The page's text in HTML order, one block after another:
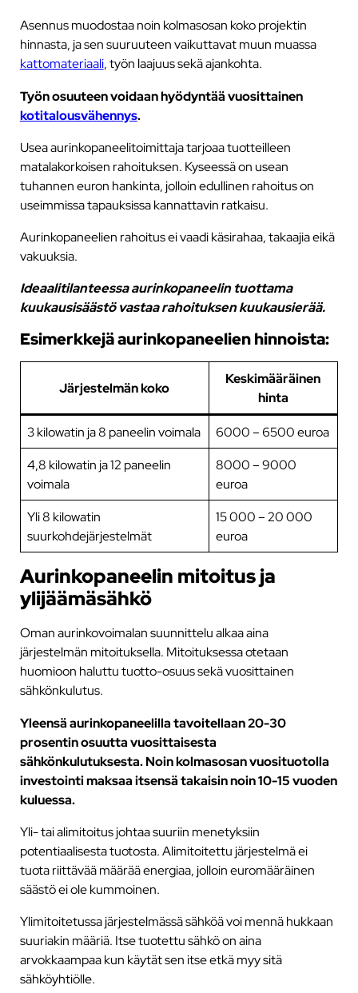
Asennus muodostaa noin kolmasosan koko projektin
hinnasta, ja sen suuruuteen vaikuttavat muun muassa
kattomateriaali, työn laajuus sekä ajankohta.
Työn osuuteen voidaan hyödyntää vuosittainen
kotitalousvähennys.
Usea aurinkopaneelitoimittaja tarjoaa tuotteilleen
matalakorkoisen rahoituksen. Kyseessä on usean
tuhannen euron hankinta, jolloin edullinen rahoitus on
useimmissa tapauksissa kannattavin ratkaisu.
Aurinkopaneelien rahoitus ei vaadi käsirahaa, takaajia eikä
vakuuksia.
Ideaalitilanteessa aurinkopaneelin tuottama
kuukausisäästö vastaa rahoituksen kuukausierää.
Esimerkkejä aurinkopaneelien hinnoista:
Järjestelmän koko
Keskimääräinen
hinta
3 kilowatin ja 8 paneelin voimala
6000 – 6500 euroa
4,8 kilowatin ja 12 paneelin
voimala
8000 – 9000
euroa
Yli 8 kilowatin
suurkohdejärjestelmät
15 000 – 20 000
euroa
Aurinkopaneelin mitoitus ja
ylijäämäsähkö
Oman aurinkovoimalan suunnittelu alkaa aina
järjestelmän mitoituksella. Mitoituksessa otetaan
huomioon haluttu tuotto-osuus sekä vuosittainen
sähkönkulutus.
Yleensä aurinkopaneelilla tavoitellaan 20-30
prosentin osuutta vuosittaisesta
sähkönkulutuksesta. Noin kolmasosan vuosituotolla
investointi maksaa itsensä takaisin noin 10-15 vuoden
kuluessa.
Yli- tai alimitoitus johtaa suuriin menetyksiin
potentiaalisesta tuotosta. Alimitoitettu järjestelmä ei
tuota riittävää määrää energiaa, jolloin euromääräinen
säästö ei ole kummoinen.
Ylimitoitetussa järjestelmässä sähköä voi mennä hukkaan
suuriakin määriä. Itse tuotettu sähkö on aina
arvokkaampaa kun käytät sen itse etkä myy sitä
sähköyhtiölle.